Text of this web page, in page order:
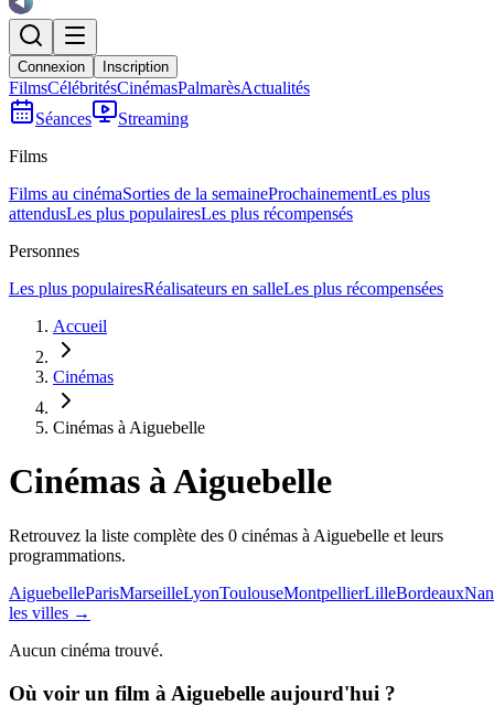
Connexion Inscription
FilmsCélébritésCinémasPalmarèsActualités
Séances
Streaming
Films
Films au cinémaSorties de la semaineProchainementLes plus
attendusLes plus populairesLes plus récompensés
Personnes
Les plus populairesRéalisateurs en salleLes plus récompensées
Accueil
Cinémas
Cinémas à Aiguebelle
Cinémas à Aiguebelle
Retrouvez la liste complète des 0 cinémas à Aiguebelle et leurs
programmations.
AiguebelleParisMarseilleLyonToulouseMontpellierLilleBordeaux
les villes →
Aucun cinéma trouvé.
Où voir un film à Aiguebelle aujourd'hui ?